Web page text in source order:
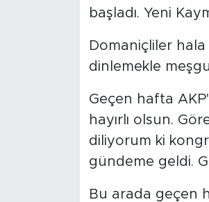
başladı. Yeni
Domaniçliler
dinlemekle
Geçen hafta
hayırlı olsun.
diliyorum ki
gündeme geldi.
Bu arada geçen